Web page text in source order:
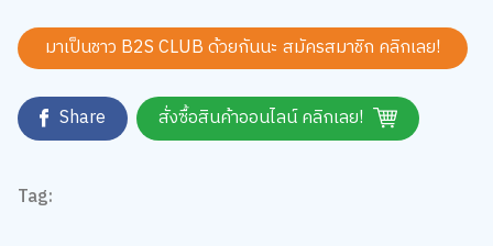
มาเป็นชาว B2S CLUB ด้วยกันนะ สมัครสมาชิก คลิกเลย!
Share สั่งซื้อสินค้าออนไลน์ คลิกเลย!
Tag: